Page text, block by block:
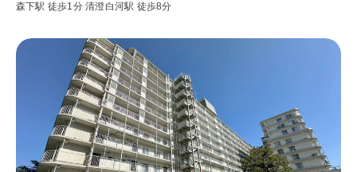
森下駅 徒歩1分清澄白河駅 徒歩8分